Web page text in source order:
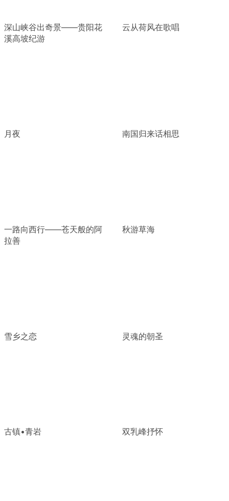
深山峡谷出奇景——贵阳花
溪高坡纪游
云从荷风在歌唱
月夜 南国归来话相思
一路向西行——苍天般的阿
拉善
秋游草海
雪乡之恋 灵魂的朝圣
古镇•青岩 双乳峰抒怀